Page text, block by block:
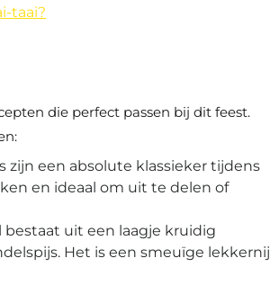
taai?
die perfect passen bij dit feest.
zijn een absolute klassieker tijdens
en ideaal om uit te delen of
bestaat uit een laagje kruidig
Het is een smeuïge lekkernij